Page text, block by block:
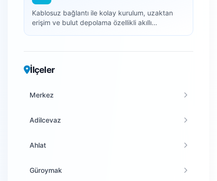
Kablosuz bağlantı ile kolay kurulum, uzaktan
erişim ve bulut depolama özellikli akıllı
İlçeler
Merkez
Adilcevaz
Ahlat
Güroymak